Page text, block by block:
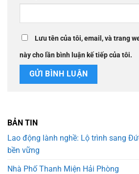
Lưu tên của tôi, email, và trang
này cho lần bình luận kế tiếp của tôi.
BẢN TIN
Lao động lành nghề: Lộ trình sang
bền vững
Nhà Phố Thanh Miện Hải Phòng